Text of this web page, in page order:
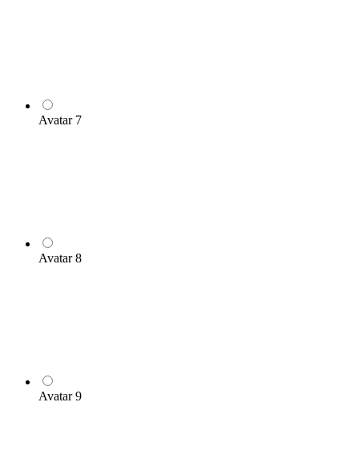
Avatar 7
Avatar 8
Avatar 9